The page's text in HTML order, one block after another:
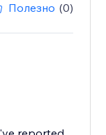
Полезно (0)